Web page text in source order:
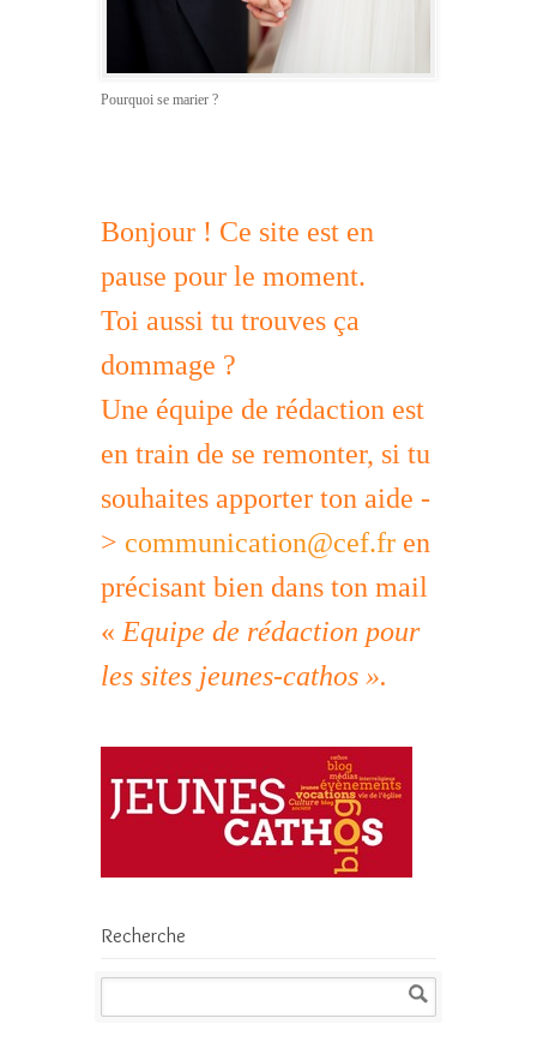
Pourquoi se marier ?
Bonjour ! Ce site est en
pause pour le moment.
Toi aussi tu trouves ça
dommage ?
Une équipe de rédaction est
en train de se remonter, si tu
souhaites apporter ton aide -
> communication@cef.fr en
précisant bien dans ton mail
« Equipe de rédaction pour
les sites jeunes-cathos ».
Recherche